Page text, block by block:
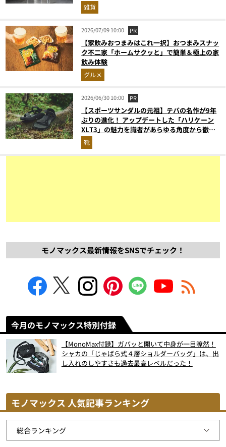
雑貨
2026/07/09 10:00 PR
【家飲みおつまみはこれ一択】おつまみスナッ
ク不二家「ホームサクッと」で簡単＆極上の家
飲み体験
グルメ
2026/06/30 10:00 PR
【スポーツサンダルの元祖】テバの名作が9年
ぶりの進化！ アップデートした「ハリケーン
XLT3」の魅力を識者があらゆる角度から徹底
解説！
靴
モノマックス最新情報をSNSでチェック！
今月のモノマックス特別付録
【MonoMax付録】ガバッと開いて中身が一目瞭然！
シャカの「じゃばら式４層ショルダーバッグ」は、出
し入れのしやすさも過去最高レベルだった！
モノマックス 人気記事ランキング